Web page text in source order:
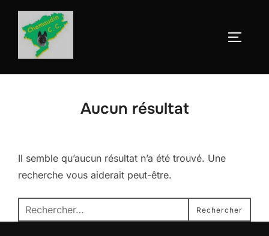
Aller
contenu
Aucun résultat
Il semble qu’aucun résultat n’a été trouvé. Une
recherche vous aiderait peut-être.
Recherche
pour :
Rechercher